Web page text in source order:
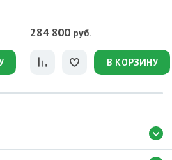
284 800 руб.
В КОРЗИНУ